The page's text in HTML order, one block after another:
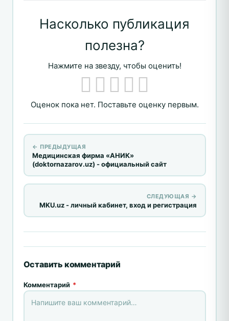
Насколько публикация
полезна?
Нажмите на звезду, чтобы оценить!
Оценок пока нет. Поставьте оценку первым.
← ПРЕДЫДУЩАЯ
Медицинская фирма «АНИК»
(doktornazarov.uz) - официальный сайт
СЛЕДУЮЩАЯ →
MKU.uz - личный кабинет, вход и регистрация
Оставить комментарий
Комментарий *